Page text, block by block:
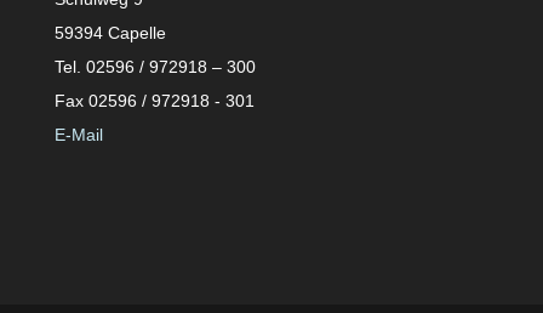
59394 Capelle
Tel. 02596 / 972918 – 300
Fax 02596 / 972918 - 301
E-Mail